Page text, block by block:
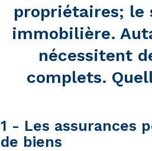
propriétaires; le
immobilière.
nécessitent
complets.
1 - Les assurances
de biens